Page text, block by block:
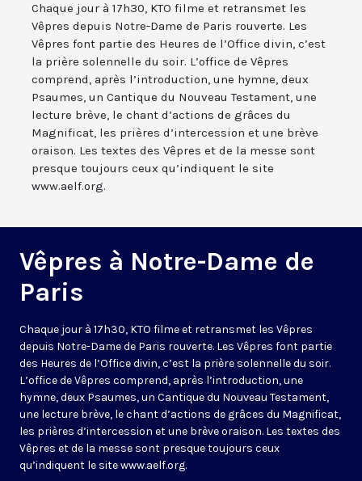
Chaque jour à 17h30, KTO filme et retransmet les
Vêpres depuis Notre-Dame de Paris rouverte. Les
Vêpres font partie des Heures de l’Office divin, c’est
la prière solennelle du soir. L’office de Vêpres
comprend, après l’introduction, une hymne, deux
Psaumes, un Cantique du Nouveau Testament, une
lecture brève, le chant d’actions de grâces du
Magnificat, les prières d’intercession et une brève
oraison. Les textes des Vêpres et de la messe sont
presque toujours ceux qu’indiquent le site
www.aelf.org.
Vêpres à Notre-Dame de
Paris
Chaque jour à 17h30, KTO filme et retransmet les Vêpres
depuis Notre-Dame de Paris rouverte. Les Vêpres font partie
des Heures de l’Office divin, c’est la prière solennelle du soir.
L’office de Vêpres comprend, après l’introduction, une
hymne, deux Psaumes, un Cantique du Nouveau Testament,
une lecture brève, le chant d’actions de grâces du Magnificat,
les prières d’intercession et une brève oraison. Les textes des
Vêpres et de la messe sont presque toujours ceux
qu’indiquent le sitewww.aelf.org.